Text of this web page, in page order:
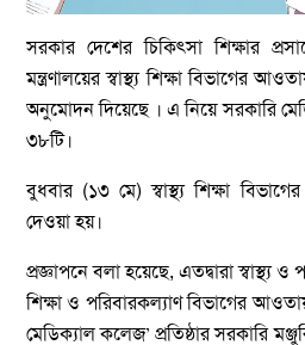
সরকার দেশের চিকিৎসা শিক্ষার
মন্ত্রণালয়ের স্বাস্থ্য শিক্ষা বিভাগের
অনুমোদন দিয়েছে । এ নিয়ে সরকারি
৩৮টি।
বুধবার (১৩ মে) স্বাস্থ্য শিক্ষা
দেওয়া হয়।
প্রজ্ঞাপনে বলা হয়েছে, এতদ্বারা স্বাস্থ্য ও
শিক্ষা ও পরিবারকল্যাণ বিভাগের
মেডিক্যাল কলেজ’ প্রতিষ্ঠার সরকারি